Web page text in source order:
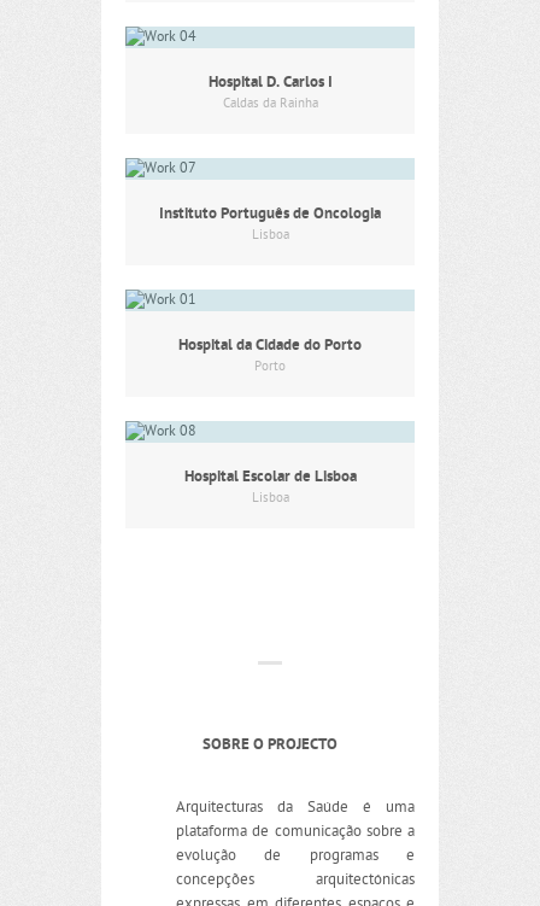
Hospital D. Carlos I
Caldas da Rainha
Instituto Português de Oncologia
Lisboa
Hospital da Cidade do Porto
Porto
Hospital Escolar de Lisboa
Lisboa
SOBRE O PROJECTO
Arquitecturas da Saúde é uma
plataforma de comunicação sobre a
evolução de programas e
concepções arquitectónicas